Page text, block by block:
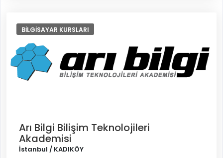
BILGISAYAR KURSLARI
Arı Bilgi Bilişim Teknolojileri
Akademisi
İstanbul / KADIKÖY